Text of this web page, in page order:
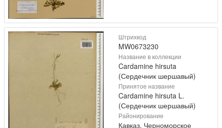
Штрихкод
MW0673230
Название в коллекции
Cardamine hirsuta
(Сердечник шершавый)
Принятое название
Cardamine hirsuta L.
(Сердечник шершавый)
Районирование
Кавказ, Черноморское